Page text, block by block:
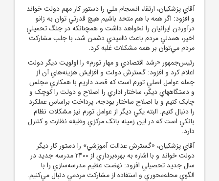
آقاي پزشکيان، ارتقاء انسجام ملي را دستور کار مهم دولت خواند
و افزود: اگر همه با هم متحد باشيم هيچ قدرتي توان به زانو
درآوردن ايرانيان را نخواهد داشت و همچنانکه در جنگ تحميلي
اخير، همدلي مردم باعث نااميدي دشمن شد، با جلب مشارکت
مردم مي‌توان بر همه مشکلات غلبه کرد.
رئيس‌جمهور «رشد اقتصادي و مهار تورم» را اولويت ديگر دولت
اعلام کرد و افزود: گسترش دولت و افزايش هزينه‌هاي آن از
جمله عوامل اصلي تورم است که قصد داريم با همکاري مجلس
و دستگاههاي ديگر، ساختار اداري را اصلاح و دولت را کوچک و
چابک کنيم و با اصلاح ساختار بودجه، پرداخت براساس عملکرد
را دنبال کنيم. البته يکي ديگر از عوامل تورم نيز مشکلات نظام
بانکي است که در اين زمينه بانک مرکزي وظيفه نظارت و کنترل
دارد.
آقاي پزشکيان، «گسترش عدالت آموزشي» را دستور کار ديگر
دولت خواند و با اشاره به بهره‌برداري از 2400 مدرسه جديد در
سال جديد تحصيلي افزود: نهضت عظيم مدرسه‌سازي را با
الگوي محله‌محوري و استفاده از مشارکت مردمي دنبال مي‌کنيم.